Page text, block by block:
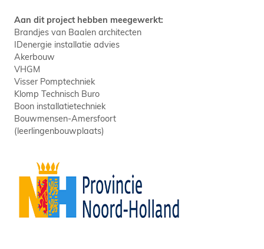
Aan dit project hebben meegewerkt:
Brandjes van Baalen architecten
IDenergie installatie advies
Akerbouw
VHGM
Visser Pomptechniek
Klomp Technisch Buro
Boon installatietechniek
Bouwmensen-Amersfoort
(leerlingenbouwplaats)